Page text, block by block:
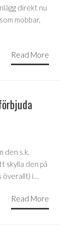
direkt nu
mobbar,
Read More
den s.k.
skylla den på
i…
Read More